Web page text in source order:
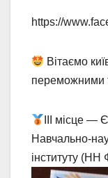
https://
Вітаємо
переможними
ІІІ місце
Навчально-
інституту (НН